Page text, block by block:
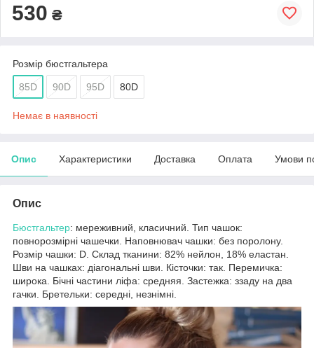
530 ₴
Розмір бюстгальтера
85D 90D 95D 80D
Немає в наявності
Опис Характеристики Доставка Оплата Умови
Опис
Бюстгальтер: мереживний, класичний. Тип чашок:
повнорозмірні чашечки. Наповнювач чашки: без поролону.
Розмір чашки: D. Склад тканини: 82% нейлон, 18% еластан.
Шви на чашках: діагональні шви. Кісточки: так. Перемичка:
широка. Бічні частини ліфа: средняя. Застежка: ззаду на два
гачки. Бретельки: середні, незнімні.